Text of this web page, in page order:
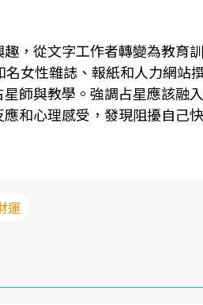
，從文字工作者轉變為教育
女性雜誌、報紙和人力網站
師與教學。強調占星應該融
和心理感受，發現阻擾自己
運